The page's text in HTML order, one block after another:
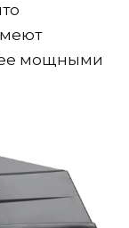
мощными